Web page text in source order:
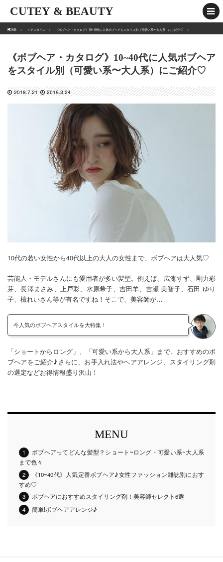
CUTEY & BEAUTY
HOME ヘアスタイル 《ボブヘア・カタログ》10~40代に人気ボブヘアをスタイル別（可愛い系〜大人系）にご紹介♡
《ボブヘア・カタログ》10~40代に人気ボブヘア
をスタイル別（可愛い系〜大人系）にご紹介♡
2018.7.21 2019.3.24
10代の若い女性から40代以上の大人の女性まで、ボブヘアは大人気♡
芸能人・モデルさんにも愛用者が多い髪型。例えば、広瀬すず、剛力彩
芽、長澤まさみ、上戸彩、水原希子、吉田羊、吉瀬 美智子、石田 ゆり
子、檀れいさん等が有名ですね！そこで、美容師が…
今人気のボブヘアスタイルを大特集！
「ショートからロング」、「可愛い系から大人系」まで、おすすめのボ
ブヘアをご紹介♪さらに、お手入れ法やヘアアレンジ、スタイリング剤
の選定などお得情報盛り沢山！
ボブヘアってどんな髪型？ショート~ロング・可愛い系~大人系
まで色々
《10~40代》人気定番ボブヘア♪女性ファッション雑誌別におす
すめ♡
ボブヘアにおすすめスタイリング剤！美容師セレクト6選
簡単!ボブヘアアレンジ♪